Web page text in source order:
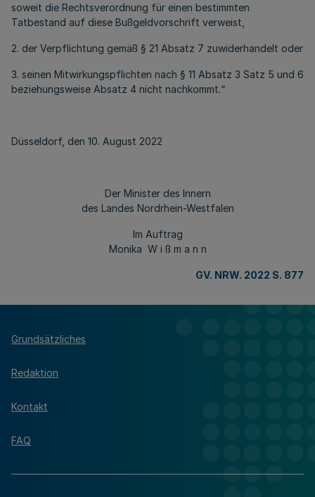
soweit die Rechtsverordnung für einen bestimmten
Tatbestand auf diese Bußgeldvorschrift verweist,
2. der Verpflichtung gemäß § 21 Absatz 7 zuwiderhandelt oder
3. seinen Mitwirkungspflichten nach § 11 Absatz 3 Satz 5 und 6
beziehungsweise Absatz 4 nicht nachkommt.“
Düsseldorf, den 10. August 2022
Der Minister des Innern
des Landes Nordrhein-Westfalen
Im Auftrag
Monika W i ß m a n n
GV. NRW. 2022 S. 877
Grundsätzliches
Redaktion
Kontakt
FAQ